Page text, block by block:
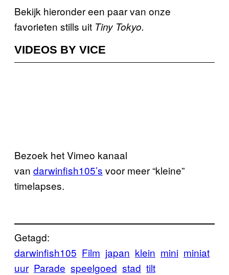
Bekijk hieronder een paar van onze
favorieten stills uit Tiny Tokyo.
VIDEOS BY VICE
Bezoek het Vimeo kanaal
van darwinfish105’s voor meer “kleine”
timelapses.
Getagd:
darwinfish105 Film japan klein mini miniat
uur Parade speelgoed stad tilt